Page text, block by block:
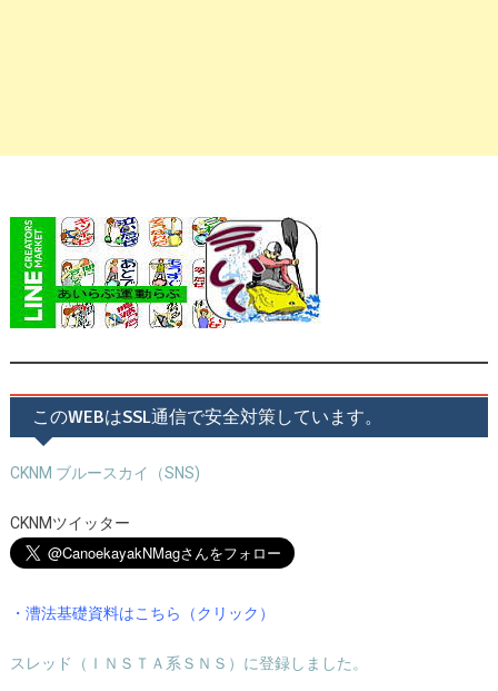
このWEBはSSL通信で安全対策しています。
CKNM ブルースカイ（SNS)
CKNMツイッター
・漕法基礎資料はこちら（クリック）
スレッド（ＩＮＳＴＡ系ＳＮＳ）に登録しました。